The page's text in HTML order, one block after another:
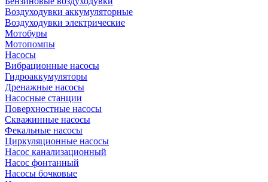
Воздуходувки аккумуляторные
Воздуходувки электрические
Мотобуры
Мотопомпы
Насосы
Вибрационные насосы
Гидроаккумуляторы
Дренажные насосы
Насосные станции
Поверхностные насосы
Скважинные насосы
Фекальные насосы
Циркуляционные насосы
Насос канализационный
Насос фонтанный
Насосы бочковые